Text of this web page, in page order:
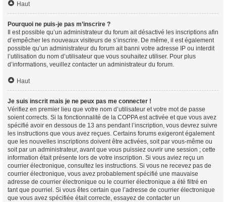
Haut
Pourquoi ne puis-je pas m’inscrire ?
Il est possible qu’un administrateur du forum ait désactivé les inscriptions afin
d’empêcher les nouveaux visiteurs de s’inscrire. De même, il est également
possible qu’un administrateur du forum ait banni votre adresse IP ou interdit
l’utilisation du nom d’utilisateur que vous souhaitez utiliser. Pour plus
d’informations, veuillez contacter un administrateur du forum.
Haut
Je suis inscrit mais je ne peux pas me connecter !
Vérifiez en premier lieu que votre nom d’utilisateur et votre mot de passe
soient corrects. Si la fonctionnalité de la COPPA est activée et que vous avez
spécifié avoir en dessous de 13 ans pendant l’inscription, vous devrez suivre
les instructions que vous avez reçues. Certains forums exigeront également
que les nouvelles inscriptions doivent être activées, soit par vous-même ou
soit par un administrateur, avant que vous puissiez ouvrir une session ; cette
information était présente lors de votre inscription. Si vous aviez reçu un
courrier électronique, consultez les instructions. Si vous ne recevez pas de
courrier électronique, vous avez probablement spécifié une mauvaise
adresse de courrier électronique ou le courrier électronique a été filtré en
tant que pourriel. Si vous êtes certain que l’adresse de courrier électronique
que vous avez spécifiée était correcte, essayez de contacter un